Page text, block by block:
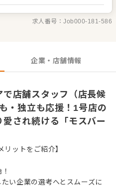
を積極的に発信してください。
た業務からお任せしますので、
してスタートできる環境です。
円、SV：月給266,400円～
遇の変更なし 残業代全額支給 ※平
求人番号：Job000-181-586
企業・店舗情報
で店舗スタッフ（店長候
・独立も応援！1号店の
され続ける「モスバー
リットをご紹介】
い企業の選考へとスムーズに